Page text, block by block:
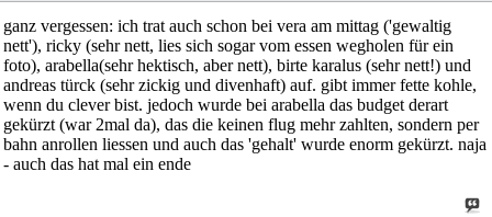
ganz vergessen: ich trat auch schon bei vera am mittag ('gewaltig
nett'), ricky (sehr nett, lies sich sogar vom essen wegholen für ein
foto), arabella(sehr hektisch, aber nett), birte karalus (sehr nett!) und
andreas türck (sehr zickig und divenhaft) auf. gibt immer fette kohle,
wenn du clever bist. jedoch wurde bei arabella das budget derart
gekürzt (war 2mal da), das die keinen flug mehr zahlten, sondern per
bahn anrollen liessen und auch das 'gehalt' wurde enorm gekürzt. naja
- auch das hat mal ein ende